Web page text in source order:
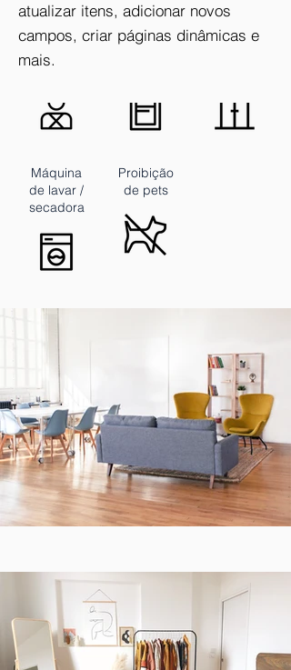
Porteiro
Máquina
de lavar /
secadora
Proibição
de pets
atualizar itens, adicionar novos
campos, criar páginas dinâmicas e
mais.